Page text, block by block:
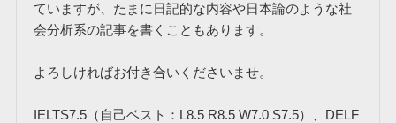
ていますが、たまに日記的な内容や日本論のような社
会分析系の記事を書くこともあります。
よろしければお付き合いくださいませ。
IELTS7.5（自己ベスト：L8.5 R8.5 W7.0 S7.5）、DELF